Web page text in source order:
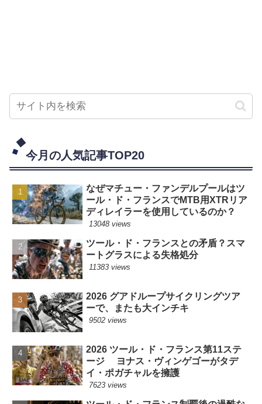
今月の人気記事TOP20
なぜマチュー・ファンデルプールはツ
ール・ド・フランスでMTB用XTRリア
ディレイラーを使用しているのか？
13048 views
ツール・ド・フランスとの矛盾？スマ
ートグラスによる失格処分
11383 views
2026 グアドループサイクリングツア
ーで、またも大インチキ
9502 views
2026 ツール・ド・フランス第11ステ
ージ ヨナス・ヴィンゲゴーがタデ
イ・ポガチャルを擁護
7623 views